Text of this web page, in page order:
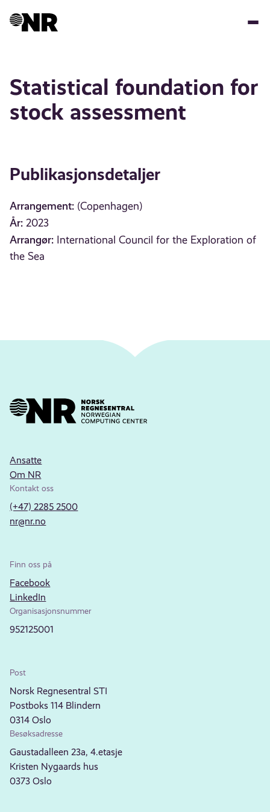
​Statistical foundation for
stock assessment​
Publikasjonsdetaljer
Arrangement: (Copenhagen)
År: 2023
Arrangør: International Council for the Exploration of
the Sea
Ansatte
Om NR
Kontakt oss
(+47) 2285 2500
nr@nr.no
Finn oss på
Facebook
LinkedIn
Organisasjonsnummer
952125001
Post
Norsk Regnesentral STI
Postboks 114 Blindern
0314 Oslo
Besøksadresse
Gaustadalleen 23a, 4.etasje
Kristen Nygaards hus
0373 Oslo